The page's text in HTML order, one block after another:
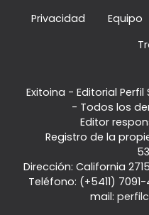
Privacidad
Equipo
Exitoina - Editorial Perfil
- Todos los
Editor
Registro de la
Dirección: California 2715
Teléfono: (+5411) 7091-
mail: